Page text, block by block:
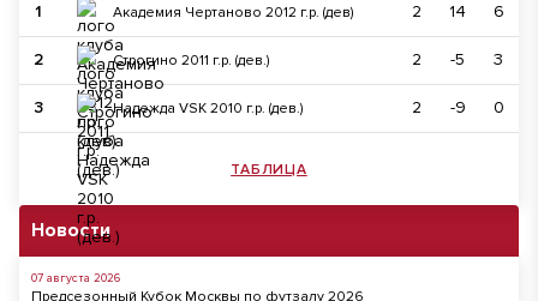
1 Академия Чертаново 2012 г.р. (дев) 2 14 6
2 Строгино 2011 г.р. (дев.) 2 -5 3
3 Надежда VSK 2010 г.р. (дев.) 2 -9 0
ТАБЛИЦА
Новости
07 августа 2026
Предсезонный Кубок Москвы по футзалу 2026